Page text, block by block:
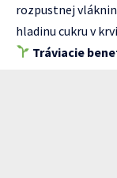
rozpustnej
hladinu cukru v
Tráviacie